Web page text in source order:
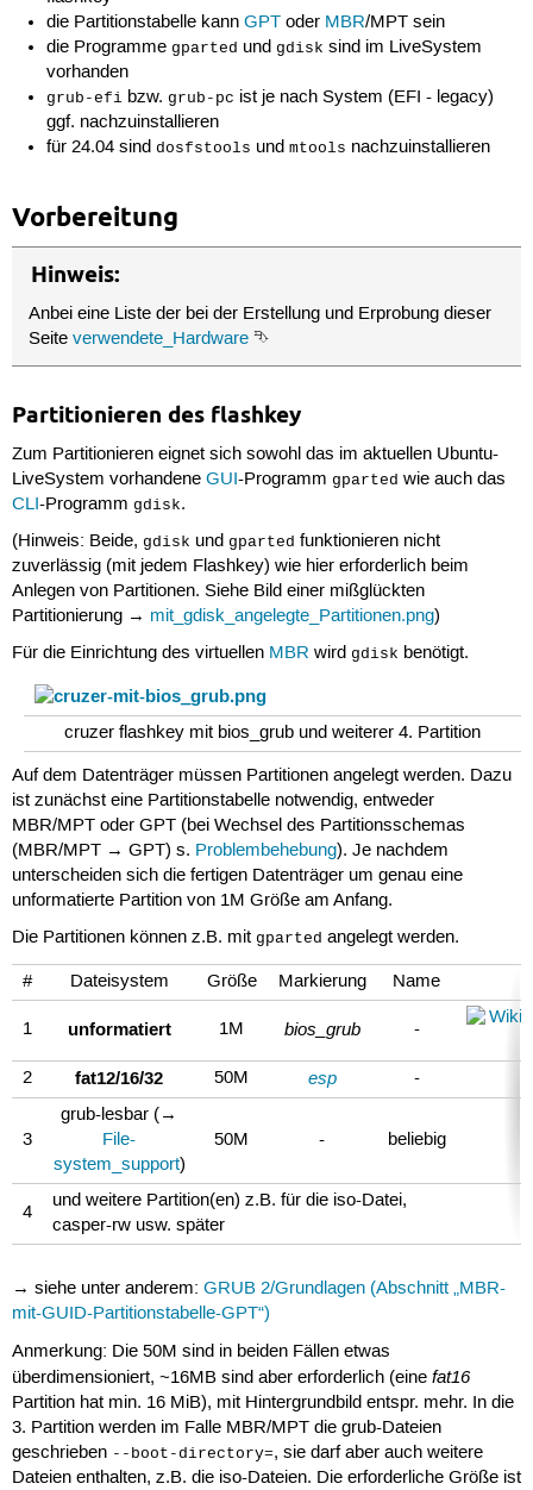
die Partitionstabelle kannGPT oder MBR/MPT sein
die Programme gparted und gdisk sind im LiveSystem
vorhanden
grub-efi bzw. grub-pc ist je nach System (EFI - legacy)
ggf. nachzuinstallieren
für 24.04 sinddosfstools undmtools nachzuinstallieren
Vorbereitung
Hinweis:
Anbei eine Liste der bei der Erstellung und Erprobung dieser
Seiteverwendete_Hardware ⮷
Partitionieren des flashkey
Zum Partitionieren eignet sich sowohl das im aktuellen Ubuntu-
LiveSystem vorhandene GUI-Programm gparted wie auch das
CLI-Programm gdisk.
(Hinweis: Beide, gdisk und gparted funktionieren nicht
zuverlässig (mit jedem Flashkey) wie hier erforderlich beim
Anlegen von Partitionen. Siehe Bild einer mißglückten
Partitionierung → mit_gdisk_angelegte_Partitionen.png)
Für die Einrichtung des virtuellen MBR wird gdisk benötigt.
cruzer flashkey mit bios_grub und weiterer 4. Partition
Auf dem Datenträger müssen Partitionen angelegt werden. Dazu
ist zunächst eine Partitionstabelle notwendig, entweder
MBR/MPT oder GPT (bei Wechsel des Partitionsschemas
(MBR/MPT → GPT) s. Problembehebung). Je nachdem
unterscheiden sich die fertigen Datenträger um genau eine
unformatierte Partition von 1M Größe am Anfang.
Die Partitionen können z.B. mit gparted angelegt werden.
# Dateisystem Größe Markierung Name
1 unformatiert 1M bios_grub -
2 fat12/16/32 50M esp -
3
grub-lesbar (→
File-
system_support)
50M - beliebig
4
und weitere Partition(en) z.B. für die iso-Datei,
casper-rw usw. später
→ siehe unter anderem: GRUB 2/Grundlagen (Abschnitt „MBR-
mit-GUID-Partitionstabelle-GPT“)
Anmerkung: Die 50M sind in beiden Fällen etwas
überdimensioniert, ~16MB sind aber erforderlich (eine fat16
Partition hat min. 16 MiB), mit Hintergrundbild entspr. mehr. In die
3. Partition werden im Falle MBR/MPT die grub-Dateien
geschrieben --boot-directory=, sie darf aber auch weitere
Dateien enthalten, z.B. die iso-Dateien. Die erforderliche Größe ist